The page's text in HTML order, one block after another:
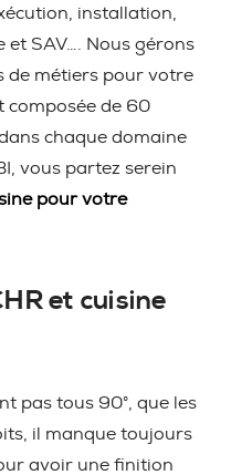
installation,
SAV…. Nous gérons
de métiers pour votre
composée de 60
chaque domaine
vous partez serein
pour votre
et cuisine
pas tous 90°, que les
il manque toujours
avoir une finition